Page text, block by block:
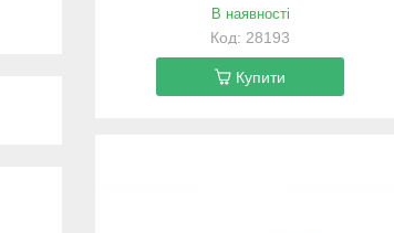
В наявності
28193
Купити